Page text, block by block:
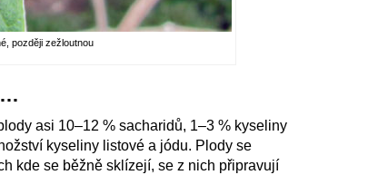
později zežloutnou
asi 10–12 % sacharidů, 1–3 % kyseliny
kyseliny listové a jódu. Plody se
kde se běžně sklízejí, se z nich připravují